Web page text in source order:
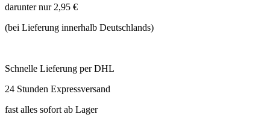
darunter nur 2,95 €
(bei Lieferung innerhalb Deutschlands)
Schnelle Lieferung per DHL
24 Stunden Expressversand
fast alles sofort ab Lager